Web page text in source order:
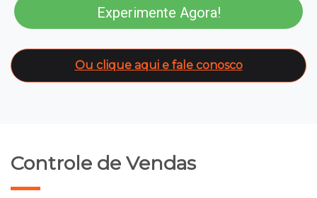
Experimente Agora!
Ou clique aqui e fale conosco
Controle de Vendas